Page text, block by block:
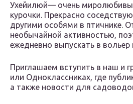
Ухейилюй— очень
курочки. Прекрасно
другими особями в птичнике.
необычайной активностью,
ежедневно выпускать в вольер
Приглашаем вступить в наш и
или Одноклассниках, где
а также новости для